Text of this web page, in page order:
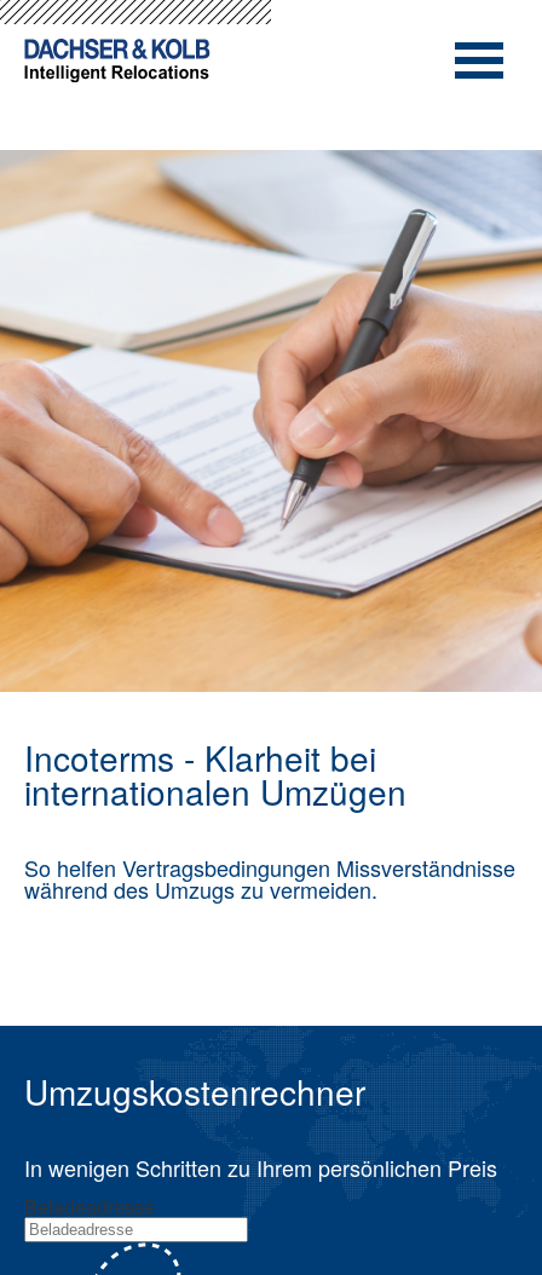
-->-->
Incoterms - Klarheit bei
internationalen Umzügen
So helfen Vertragsbedingungen Missverständnisse
während des Umzugs zu vermeiden.
Umzugskostenrechner
In wenigen Schritten zu Ihrem persönlichen Preis
Beladeadresse